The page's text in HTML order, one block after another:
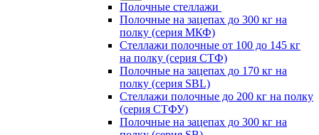
Полочные стеллажи
Полочные на зацепах до 300 кг на
полку (серия МКФ)
Стеллажи полочные от 100 до 145 кг
на полку (серия СТФ)
Полочные на зацепах до 170 кг на
полку (серия SBL)
Стеллажи полочные до 200 кг на полку
(серия СТФУ)
Полочные на зацепах до 300 кг на